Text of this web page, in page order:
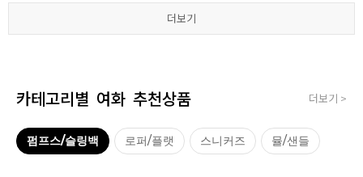
더보기
더보기
더보기
더보기
더보기
더보기
카테고리별 여화 추천상품 더보기 >
펌프스/슬링백 로퍼/플랫 스니커즈 뮬/샌들